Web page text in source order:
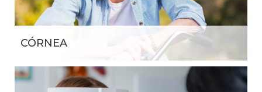
CÓRNEA